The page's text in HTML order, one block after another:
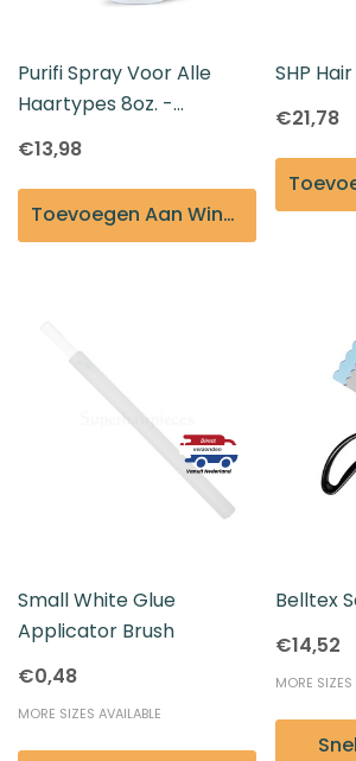
Purifi Spray Voor Alle
Haartypes 8oz. -
BeautiMark
€13,98
Toevoegen Aan Winkelmandje
SHP
€21,78
Small White Glue
Applicator Brush
€0,48
MORE SIZES AVAILABLE
Belltex
€14,52
MORE SIZES